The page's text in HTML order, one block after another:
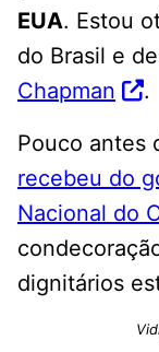
EUA. Estou
do Brasil e
Chapman
.
Pouco antes
recebeu do
Nacional do
dignitários